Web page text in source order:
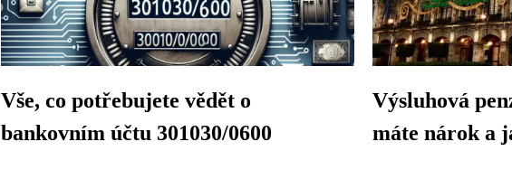
Vše, co potřebujete vědět o
bankovním účtu 301030/0600
Výsluhová
máte nárok a